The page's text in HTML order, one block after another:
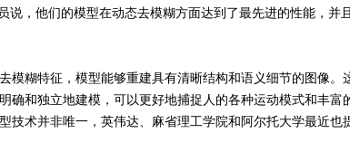
说，他们的模型在动态去模糊方面达到了最先进的性能，并
模糊特征，模型能够重建具有清晰结构和语义细节的图像。
确和独立地建模，可以更好地捕捉人的各种运动模式和丰
技术并非唯一，英伟达、麻省理工学院和阿尔托大学最近